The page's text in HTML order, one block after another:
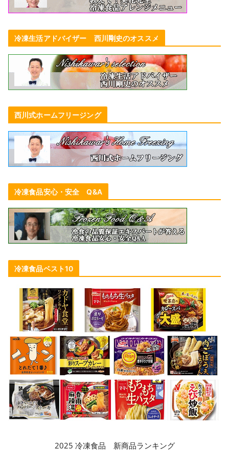
冷凍生活アドバイザー 西川剛史のオススメ
西川式ホームフリージング
冷凍食品安心・安全 Q&A
冷凍食品ベスト10
2025 冷凍食品 新商品ランキング